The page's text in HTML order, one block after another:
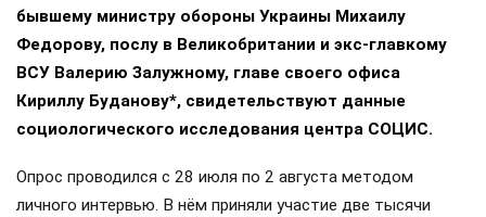
бывшему министру обороны Украины Михаилу
Федорову, послу в Великобритании и экс-главкому
ВСУ Валерию Залужному, главе своего офиса
Кириллу Буданову*, свидетельствуют данные
социологического исследования центра СОЦИС.
Опрос проводился с 28 июля по 2 августа методом
личного интервью. В нём приняли участие две тысячи